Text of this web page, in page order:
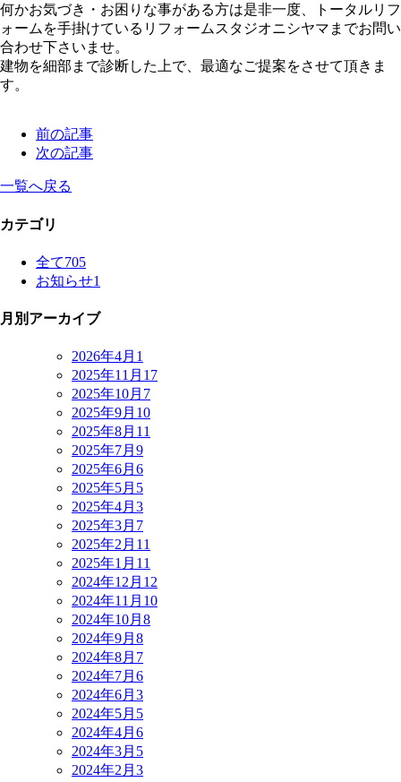
何かお気づき・お困りな事がある方は是非一度、トータルリフ
ォームを手掛けているリフォームスタジオニシヤマまでお問い
合わせ下さいませ。
建物を細部まで診断した上で、最適なご提案をさせて頂きま
す。
前の記事
次の記事
一覧へ戻る
カテゴリ
全て705
お知らせ1
月別アーカイブ
2026年4月 1
2025年11月 17
2025年10月 7
2025年9月 10
2025年8月 11
2025年7月 9
2025年6月 6
2025年5月 5
2025年4月 3
2025年3月 7
2025年2月 11
2025年1月 11
2024年12月 12
2024年11月 10
2024年10月 8
2024年9月 8
2024年8月 7
2024年7月 6
2024年6月 3
2024年5月 5
2024年4月 6
2024年3月 5
2024年2月 3